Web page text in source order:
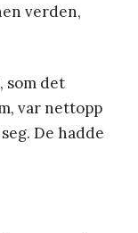
verden,
som det
var nettopp
De hadde